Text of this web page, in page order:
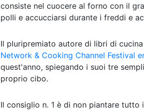
consiste nel cuocere al forno con il
polli e accucciarsi durante i freddi e
Il pluripremiato autore di libri di
Network & Cooking Channel Festival
quest'anno, spiegando i suoi tre
proprio cibo.
Il consiglio n. 1 è di non piantare